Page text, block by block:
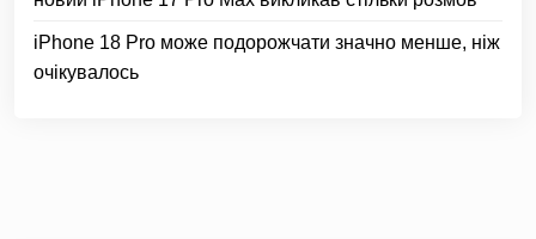
iPhone 18 Pro може подорожчати значно менше, ніж
очікувалось